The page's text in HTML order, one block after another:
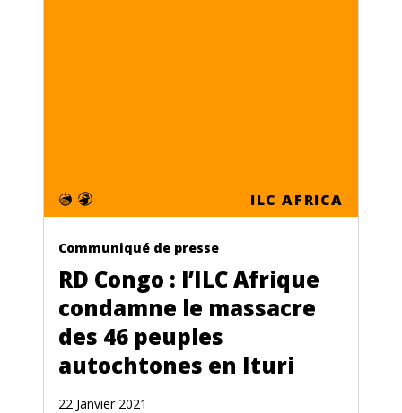
ILC AFRICA
Communiqué de presse
RD Congo : l’ILC Afrique
condamne le massacre
des 46 peuples
autochtones en Ituri
22 Janvier 2021